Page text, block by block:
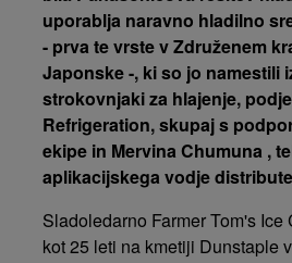
uporablja naravno hladilno
- prva te vrste v Združenem
Japonske -, ki so jo namestili
strokovnjaki za hlajenje,
Refrigeration, skupaj s
ekipe in Mervina Chumuna ,
aplikacijskega vodje
Sladoledarno Farmer Tom's Ice
kot 25 leti na kmetiji Dunstaple